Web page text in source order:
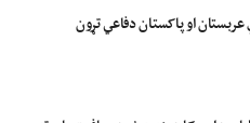
او پاکستان دفاعي تړون